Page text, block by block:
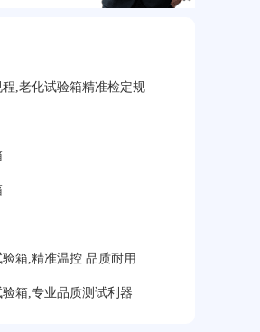
,老化试验箱精准检定规
箱,精准温控 品质耐用
箱,专业品质测试利器